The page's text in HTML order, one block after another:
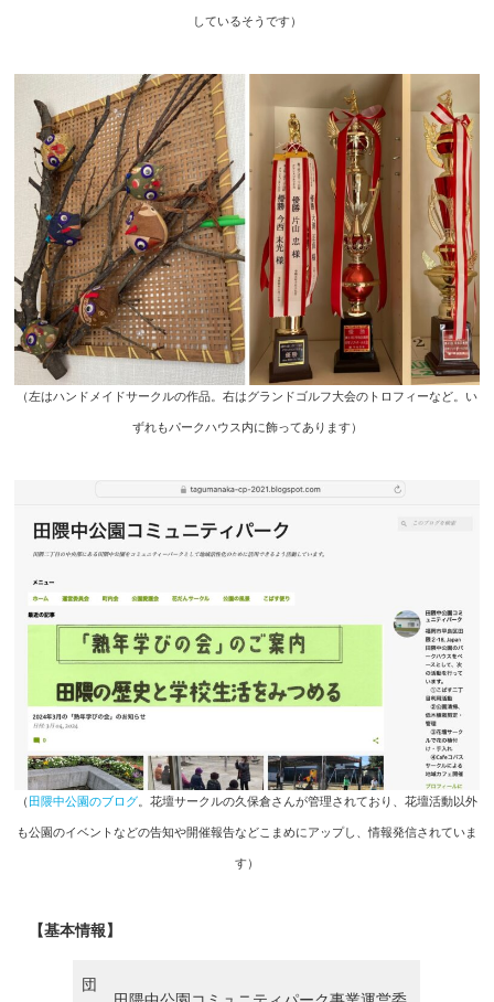
しているそうです）
（左はハンドメイドサークルの作品。右はグランドゴルフ大会のトロフィーなど。い
ずれもパークハウス内に飾ってあります）
（ 田隈中公園のブログ。花壇サークルの久保倉さんが管理されており、花壇活動以外
も公園のイベントなどの告知や開催報告などこまめにアップし、情報発信されていま
す）
【基本情報】
団